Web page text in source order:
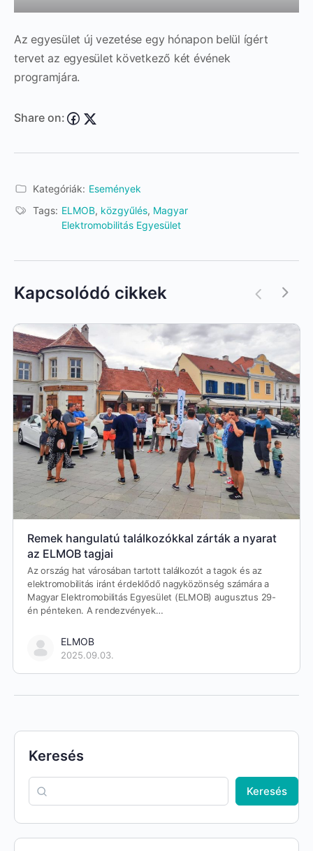
Az egyesület új vezetése egy hónapon belül ígért
tervet az egyesület következő két évének
programjára.
Share on:
Kategóriák: Események
Tags: ELMOB, közgyűlés, Magyar
Elektromobilitás Egyesület
Kapcsolódó cikkek
Remek hangulatú találkozókkal zárták a nyarat
az ELMOB tagjai
Az ország hat városában tartott találkozót a tagok és az
elektromobilitás iránt érdeklődő nagyközönség számára a
Magyar Elektromobilitás Egyesület (ELMOB) augusztus 29-
én pénteken. A rendezvények…
ELMOB
2025.09.03.
Keresés
Keresés